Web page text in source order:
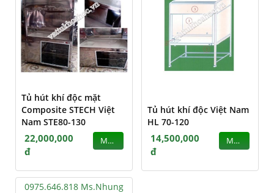
Tủ hút khí độc mặt
Composite STECH Việt
Nam STE80-130
22,000,000
đ
MUA
Tủ hút khí độc Việt Nam
HL 70-120
14,500,000
đ
MUA
0975.646.818 Ms.Nhung